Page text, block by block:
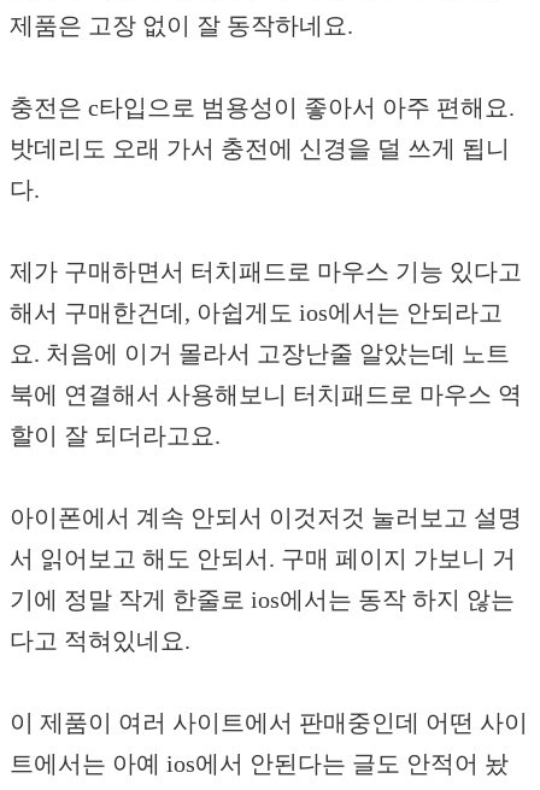
제품은 고장 없이 잘 동작하네요.
충전은 c타입으로 범용성이 좋아서 아주 편해요.
밧데리도 오래 가서 충전에 신경을 덜 쓰게 됩니
다.
제가 구매하면서 터치패드로 마우스 기능 있다고
해서 구매한건데, 아쉽게도 ios에서는 안되라고
요. 처음에 이거 몰라서 고장난줄 알았는데 노트
북에 연결해서 사용해보니 터치패드로 마우스 역
할이 잘 되더라고요.
아이폰에서 계속 안되서 이것저것 눌러보고 설명
서 읽어보고 해도 안되서. 구매 페이지 가보니 거
기에 정말 작게 한줄로 ios에서는 동작 하지 않는
다고 적혀있네요.
이 제품이 여러 사이트에서 판매중인데 어떤 사이
트에서는 아예 ios에서 안된다는 글도 안적어 놨